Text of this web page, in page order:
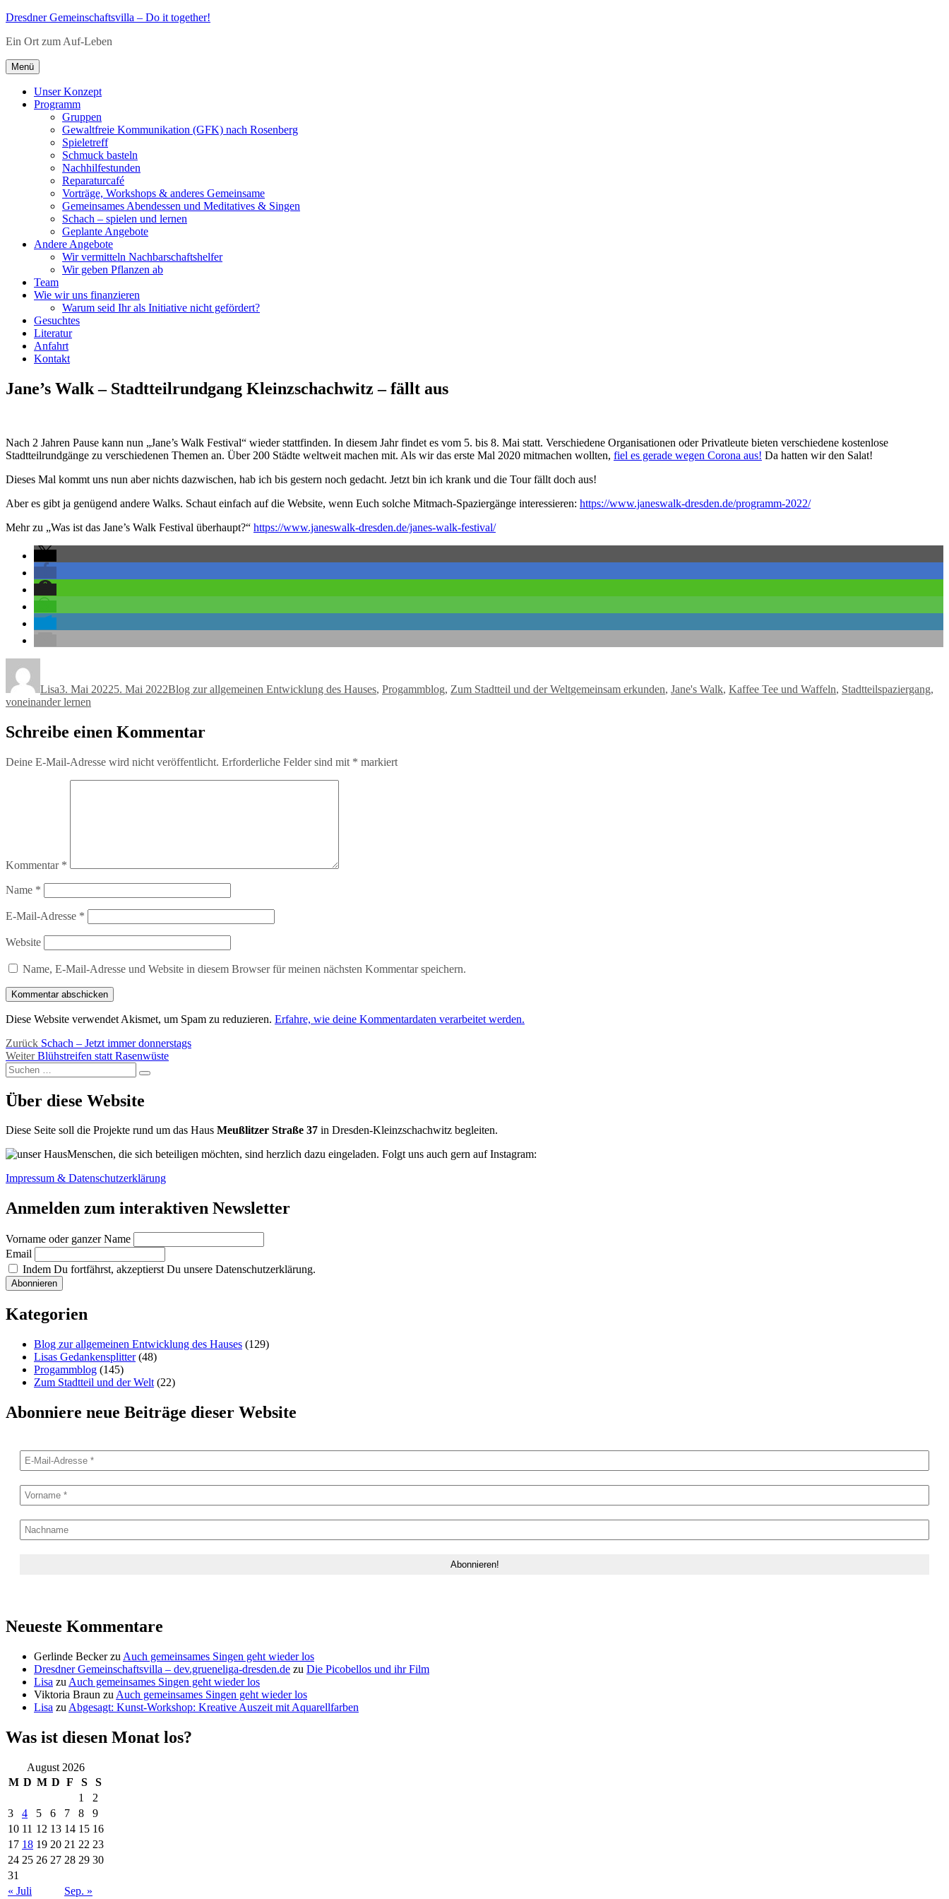
Zum
springen
Dresdner Gemeinschaftsvilla – Do it together!
Ein Ort zum Auf-Leben
Menü
Unser Konzept
Programm
Gruppen
Gewaltfreie Kommunikation (GFK) nach Rosenberg
Spieletreff
Schmuck basteln
Nachhilfestunden
Reparaturcafé
Vorträge, Workshops & anderes Gemeinsame
Gemeinsames Abendessen und Meditatives & Singen
Schach – spielen und lernen
Geplante Angebote
Andere Angebote
Wir vermitteln Nachbarschaftshelfer
Wir geben Pflanzen ab
Team
Wie wir uns finanzieren
Warum seid Ihr als Initiative nicht gefördert?
Gesuchtes
Literatur
Anfahrt
Kontakt
Jane’s Walk – Stadtteilrundgang Kleinzschachwitz – fällt aus
Nach 2 Jahren Pause kann nun „Jane’s Walk Festival“ wieder stattfinden. In diesem Jahr findet es vom 5. bis 8. Mai statt. Verschiedene Organisationen oder Privatleute bieten verschiedene kostenlose
Stadtteilrundgänge zu verschiedenen Themen an. Über 200 Städte weltweit machen mit. Als wir das erste Mal 2020 mitmachen wollten, fiel es gerade wegen Corona aus! Da hatten wir den Salat!
Dieses Mal kommt uns nun aber nichts dazwischen, hab ich bis gestern noch gedacht. Jetzt bin ich krank und die Tour fällt doch aus!
Aber es gibt ja genügend andere Walks. Schaut einfach auf die Website, wenn Euch solche Mitmach-Spaziergänge interessieren: https://www.janeswalk-dresden.de/programm-2022/
Mehr zu „Was ist das Jane’s Walk Festival überhaupt?“ https://www.janeswalk-dresden.de/janes-walk-festival/
Lisa3. Mai 20225. Mai 2022Blog zur allgemeinen Entwicklung des Hauses, Progammblog, Zum Stadtteil und der Weltgemeinsam erkunden, Jane's Walk, Kaffee Tee und Waffeln, Stadtteilspaziergang,
voneinander lernen
Schreibe einen Kommentar
Deine E-Mail-Adresse wird nicht veröffentlicht. Erforderliche Felder sind mit * markiert
Kommentar *
Name *
E-Mail-Adresse *
Website
Name, E-Mail-Adresse und Website in diesem Browser für meinen nächsten Kommentar speichern.
Diese Website verwendet Akismet, um Spam zu reduzieren. Erfahre, wie deine Kommentardaten verarbeitet werden.
Beitragsnavigation
Zurück Vorheriger
Beitrag:
Schach – Jetzt immer donnerstags
Weiter Nächster
Beitrag:
Blühstreifen statt Rasenwüste
Suchen
nach:
Suchen
Über diese Website
Diese Seite soll die Projekte rund um das Haus Meußlitzer Straße 37 in Dresden-Kleinzschachwitz begleiten.
Menschen, die sich beteiligen möchten, sind herzlich dazu eingeladen. Folgt uns auch gern auf Instagram:
Impressum & Datenschutzerklärung
Anmelden zum interaktiven Newsletter
Vorname oder ganzer Name
Email
Indem Du fortfährst, akzeptierst Du unsere Datenschutzerklärung.
Kategorien
Blog zur allgemeinen Entwicklung des Hauses (129)
Lisas Gedankensplitter(48)
Progammblog (145)
Zum Stadtteil und der Welt (22)
Abonniere neue Beiträge dieser Website
Neueste Kommentare
Gerlinde Beckerzu Auch gemeinsames Singen geht wieder los
Dresdner Gemeinschaftsvilla – dev.grueneliga-dresden.de zu Die Picobellos und ihr Film
Lisa zu Auch gemeinsames Singen geht wieder los
Viktoria Braun zu Auch gemeinsames Singen geht wieder los
Lisa zu Abgesagt: Kunst-Workshop: Kreative Auszeit mit Aquarellfarben
Was ist diesen Monat los?
August 2026
M D M D F S
S
1
2
3
4 5 6 7 8
9
10 11 12 13 14 15 16
17 18 19 20 21 22 23
24 25 26 27 28 29 30
31
« Juli
Sep. »